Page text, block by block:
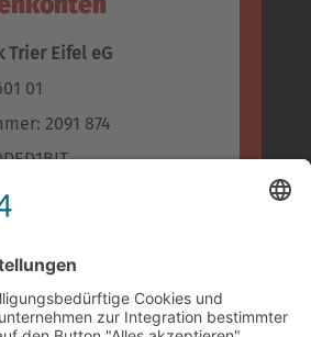
Trier Eifel eG
01
2091 874
5866 0101 0002 0918 74
30
955